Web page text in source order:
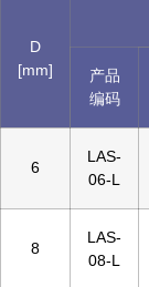
D
[mm]
产品
编码
6
LAS-
06-L
8
LAS-
08-L